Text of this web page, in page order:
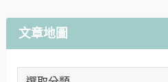
文章地圖
文